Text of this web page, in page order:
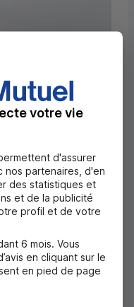
ko) votre vie
d'assurer
nos partenaires, d'en
des statistiques et
et de la publicité
profil et de votre
6 mois. Vous
en cliquant sur le
en pied de page